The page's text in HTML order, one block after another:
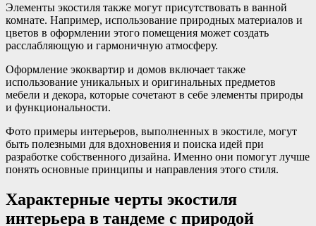
Элементы экостиля также могут присутствовать в ванной
комнате. Например, использование природных материалов и
цветов в оформлении этого помещения может создать
расслабляющую и гармоничную атмосферу.
Оформление экоквартир и домов включает также
использование уникальных и оригинальных предметов
мебели и декора, которые сочетают в себе элементы природы
и функциональности.
Фото примеры интерьеров, выполненных в экостиле, могут
быть полезными для вдохновения и поиска идей при
разработке собственного дизайна. Именно они помогут лучше
понять основные принципы и направления этого стиля.
Характерные черты экостиля
интерьера в тандеме с природой